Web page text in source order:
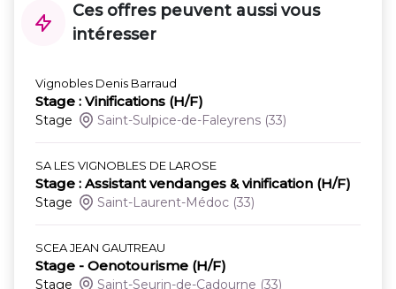
Ces offres peuvent aussi vous
intéresser
Vignobles Denis Barraud
Stage : Vinifications (H/F)
Stage Saint-Sulpice-de-Faleyrens (33)
SA LES VIGNOBLES DE LAROSE
Stage : Assistant vendanges & vinification (H/F)
Stage Saint-Laurent-Médoc (33)
SCEA JEAN GAUTREAU
Stage - Oenotourisme (H/F)
Stage Saint-Seurin-de-Cadourne (33)